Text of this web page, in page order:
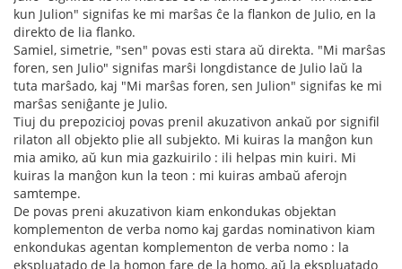
kun Julion" signifas ke mi marŝas ĉe la flankon de Julio, en la
direkto de lia flanko.
Samiel, simetrie, "sen" povas esti stara aŭ direkta. "Mi marŝas
foren, sen Julio" signifas marŝi longdistance de Julio laŭ la
tuta marŝado, kaj "Mi marŝas foren, sen Julion" signifas ke mi
marŝas seniĝante je Julio.
Tiuj du prepozicioj povas prenil akuzativon ankaŭ por signifil
rilaton all objekto plie all subjekto. Mi kuiras la manĝon kun
mia amiko, aŭ kun mia gazkuirilo : ili helpas min kuiri. Mi
kuiras la manĝon kun la teon : mi kuiras ambaŭ aferojn
samtempe.
De povas preni akuzativon kiam enkondukas objektan
komplementon de verba nomo kaj gardas nominativon kiam
enkondukas agentan komplementon de verba nomo : la
ekspluatado de la homon fare de la homo, aŭ la ekspluatado